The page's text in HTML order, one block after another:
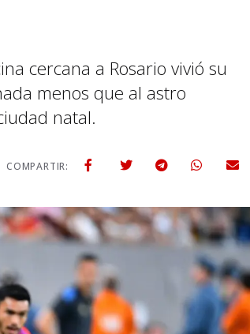
cercana a Rosario vivió su
menos que al astro
natal.
COMPARTIR: